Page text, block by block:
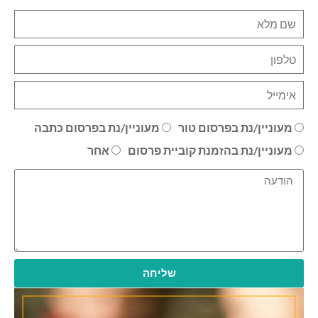
מעוניין/נת בפרסום טור
מעוניין/נת בפרסום כתבה
מעוניין/נת בהזמנת קוביית פרסום
אחר
שליחה